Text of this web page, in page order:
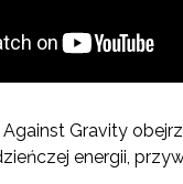
Gravity
energii,